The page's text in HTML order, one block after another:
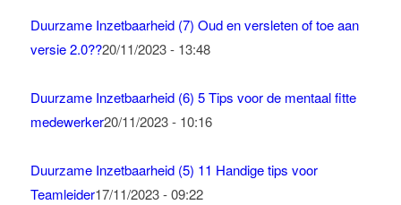
Duurzame Inzetbaarheid (7) Oud en versleten of toe aan
versie 2.0??20/11/2023 - 13:48
Duurzame Inzetbaarheid (6) 5 Tips voor de mentaal fitte
medewerker20/11/2023 - 10:16
Duurzame Inzetbaarheid (5) 11 Handige tips voor
Teamleider17/11/2023 - 09:22